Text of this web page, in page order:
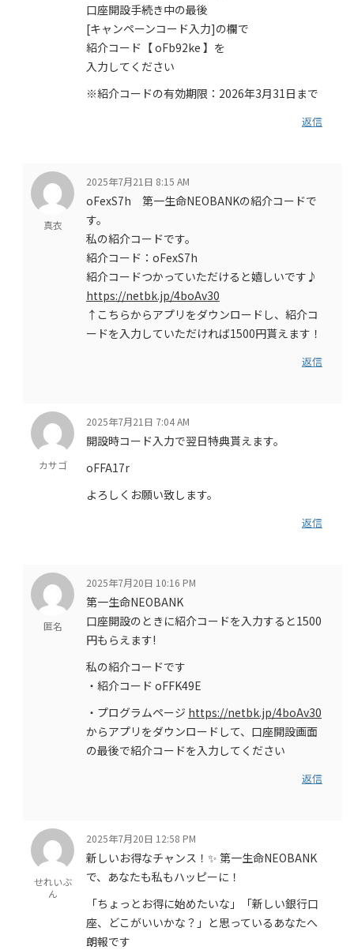
口座開設手続き中の最後
[キャンペーンコード入力]の欄で
紹介コード【 oFb92ke 】を
入力してください
※紹介コードの有効期限：2026年3月31日まで
返信
真衣
2025年7月21日 8:15 AM
oFexS7h 第一生命NEOBANKの紹介コードで
す。
私の紹介コードです。
紹介コード：oFexS7h
紹介コードつかっていただけると嬉しいです♪
https://netbk.jp/4boAv30
↑こちらからアプリをダウンロードし、紹介コ
ードを入力していただければ1500円貰えます！
返信
カサゴ
2025年7月21日 7:04 AM
開設時コード入力で翌日特典貰えます。
oFFA17r
よろしくお願い致します。
返信
匿名
2025年7月20日 10:16 PM
第一生命NEOBANK
口座開設のときに紹介コードを入力すると1500
円もらえます!
私の紹介コードです
・紹介コード oFFK49E
・プログラムページ https://netbk.jp/4boAv30
からアプリをダウンロードして、口座開設画面
の最後で紹介コードを入力してください
返信
せれいぶ
ん
2025年7月20日 12:58 PM
新しいお得なチャンス！✨ 第一生命NEOBANK
で、あなたも私もハッピーに！
「ちょっとお得に始めたいな」「新しい銀行口
座、どこがいいかな？」と思っているあなたへ
朗報です